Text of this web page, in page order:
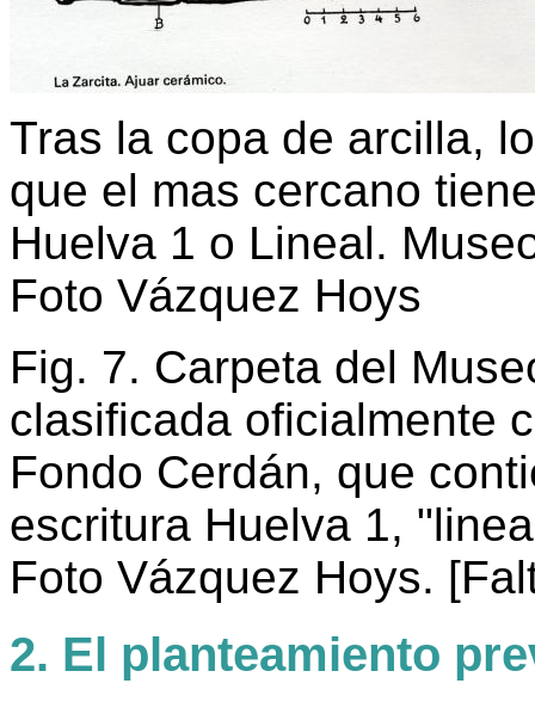
Tras la copa de arcilla,
que el mas cercano
Huelva 1 o Lineal.
Foto Vázquez Hoys
Fig. 7. Carpeta del
clasificada oficialmente
Fondo Cerdán, que
escritura Huelva 1,
Foto Vázquez Hoys.
2. El planteamiento